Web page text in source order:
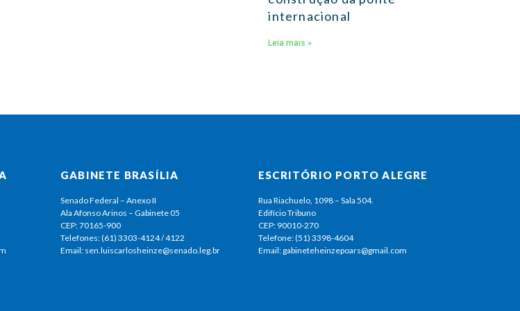
internacional
Leia mais »
GABINETE BRASÍLIA
Senado Federal – Anexo II
Ala Afonso Arinos – Gabinete 05
CEP: 70165-900
Telefones: (61) 3303-4124 / 4122
Email: sen.luiscarlosheinze@senado.leg.br
ESCRITÓRIO PORTO ALEGRE
Rua Riachuelo, 1098 – Sala 504.
Edifício Tribuno
CEP: 90010-270
Telefone: (51) 3398-4604
Email: gabineteheinzepoars@gmail.com